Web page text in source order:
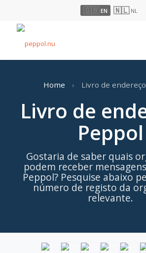
🇬🇧 EN 🇳🇱 NL
Home › Livro de
Livro de
Peppol
Gostaria de saber quais
podem receber
Peppol? Pesquise abaixo
número de registo da
relevante.